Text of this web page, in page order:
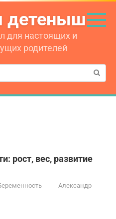
детеныш
для настоящих и
родителей
рост, вес, развитие
Александр